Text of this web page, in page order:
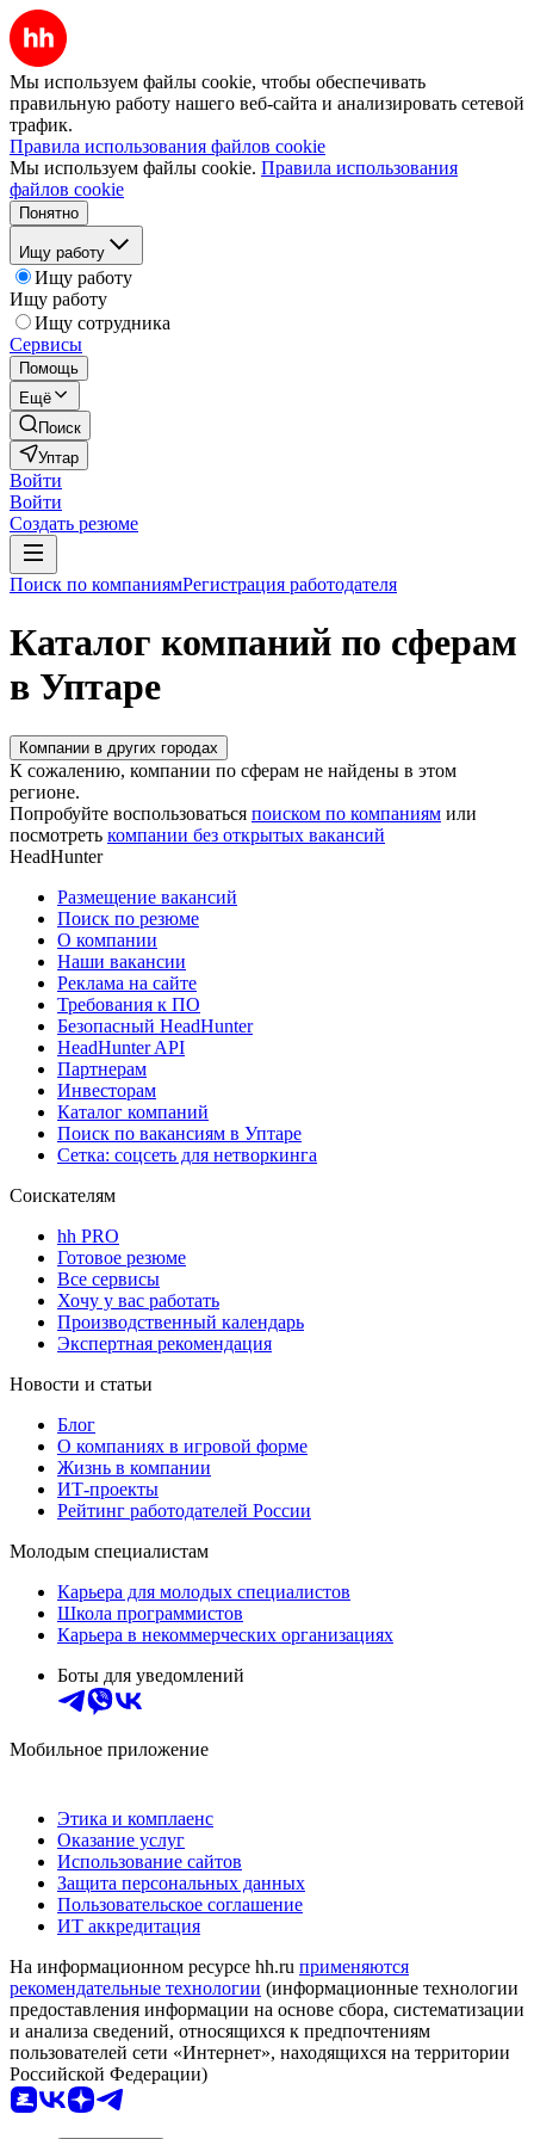
Мы используем файлы cookie, чтобы обеспечивать
правильную работу нашего веб-сайта и анализировать сетевой
трафик.
Правила использования файлов cookie
Мы используем файлы cookie. Правила использования
файлов cookie
Понятно
Ищу работу
Ищу работу
Ищу работу
Ищу сотрудника
Сервисы
Помощь
Ещё
Поиск
Уптар
Войти
Войти
Создать резюме
Поиск по компаниямРегистрация работодателя
Каталог компаний по сферам
в Уптаре
Компании в других городах
К сожалению, компании по сферам не найдены в этом
регионе.
Попробуйте воспользоваться поиском по компаниям или
посмотреть компании без открытых вакансий
HeadHunter
Размещение вакансий
Поиск по резюме
О компании
Наши вакансии
Реклама на сайте
Требования к ПО
Безопасный HeadHunter
HeadHunter API
Партнерам
Инвесторам
Каталог компаний
Поиск по вакансиям в Уптаре
Сетка: соцсеть для нетворкинга
Соискателям
hh PRO
Готовое резюме
Все сервисы
Хочу у вас работать
Производственный календарь
Экспертная рекомендация
Новости и статьи
Блог
О компаниях в игровой форме
Жизнь в компании
ИТ-проекты
Рейтинг работодателей России
Молодым специалистам
Карьера для молодых специалистов
Школа программистов
Карьера в некоммерческих организациях
Боты для уведомлений
Мобильное приложение
Этика и комплаенс
Оказание услуг
Использование сайтов
Защита персональных данных
Пользовательское соглашение
ИТ аккредитация
На информационном ресурсе hh.ru применяются
рекомендательные технологии (информационные технологии
предоставления информации на основе сбора, систематизации
и анализа сведений, относящихся к предпочтениям
пользователей сети «Интернет», находящихся на территории
Российской Федерации)